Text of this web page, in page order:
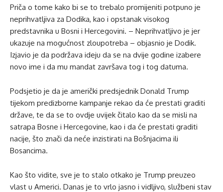
Priča o tome kako bi se to trebalo promijeniti potpuno je
neprihvatljiva za Dodika, kao i opstanak visokog
predstavnika u Bosni i Hercegovini. – Neprihvatljivo je jer
ukazuje na mogućnost zloupotreba – objasnio je Dodik.
Izjavio je da podržava ideju da se na dvije godine izabere
novo ime i da mu mandat završava tog i tog datuma.
Podsjetio je da je američki predsjednik Donald Trump
tijekom predizborne kampanje rekao da će prestati graditi
države, te da se to ovdje uvijek čitalo kao da se misli na
satrapa Bosne i Hercegovine, kao i da će prestati graditi
nacije, što znači da neće inzistirati na Bošnjacima ili
Bosancima.
Kao što vidite, sve je to stalo otkako je Trump preuzeo
vlast u Americi. Danas je to vrlo jasno i vidljivo, službeni stav